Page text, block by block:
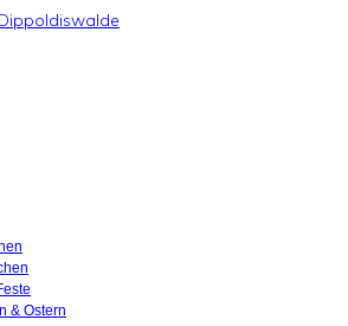
& Ostern